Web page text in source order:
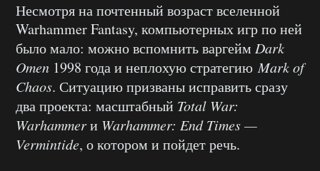
Несмотря на почтенный возраст вселенной
Warhammer Fantasy, компьютерных игр по ней
было мало: можно вспомнить варгейм Dark
Omen 1998 года и неплохую стратегиюMark of
Chaos. Ситуацию призваны исправить сразу
два проекта: масштабный Total War:
Warhammerи Warhammer: End Times —
Vermintide, о котором и пойдет речь.